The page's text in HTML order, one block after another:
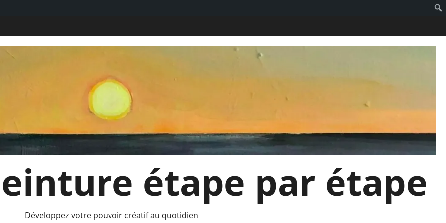
étape par étape
Développez votre pouvoir créatif au quotidien